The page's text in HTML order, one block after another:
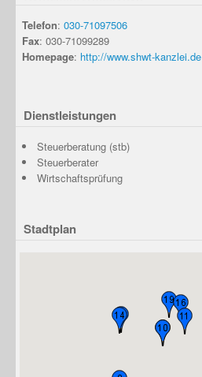
Telefon: 030-71097506
Fax: 030-71099289
Homepage: http://www.shwt-kanzlei.de
Dienstleistungen
Steuerberatung (stb)
Steuerberater
Wirtschaftsprüfung
Stadtplan